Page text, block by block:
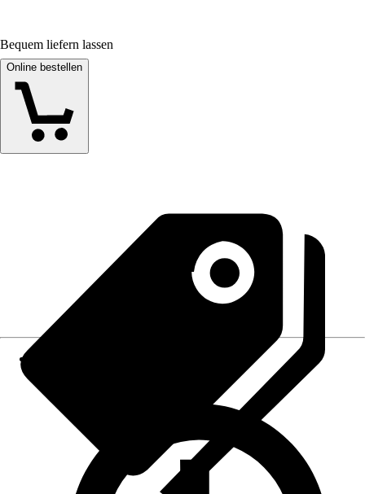
Bequem liefern lassen
Online bestellen